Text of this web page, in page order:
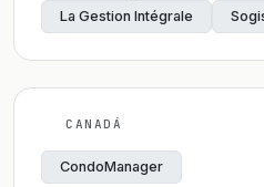
La Gestion Intégrale
CANADÁ
CondoManager